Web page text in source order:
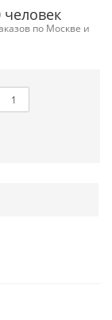
по Москве и